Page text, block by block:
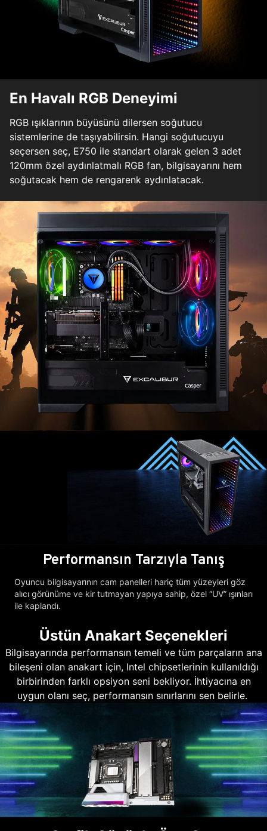
En Havalı RGB Deneyimi
RGB ışıklarının büyüsünü dilersen soğutucu
sistemlerine de taşıyabilirsin. Hangi soğutucuyu
seçersen seç, E750 ile standart olarak gelen 3 adet
120mm özel aydınlatmalı RGB fan, bilgisayarını hem
soğutacak hem de rengarenk aydınlatacak.
Performansın Tarzıyla Tanış
Oyuncu bilgisayarının cam panelleri hariç tüm yüzeyleri göz
alıcı görünüme ve kir tutmayan yapıya sahip, özel “UV” ışınları
ile kaplandı.
Üstün Anakart Seçenekleri
Bilgisayarında performansın temeli ve tüm parçaların ana
bileşeni olan anakart için, Intel chipsetlerinin kullanıldığı
birbirinden farklı opsiyon seni bekliyor. İhtiyacına en
uygun olanı seç, performansın sınırlarını sen belirle.